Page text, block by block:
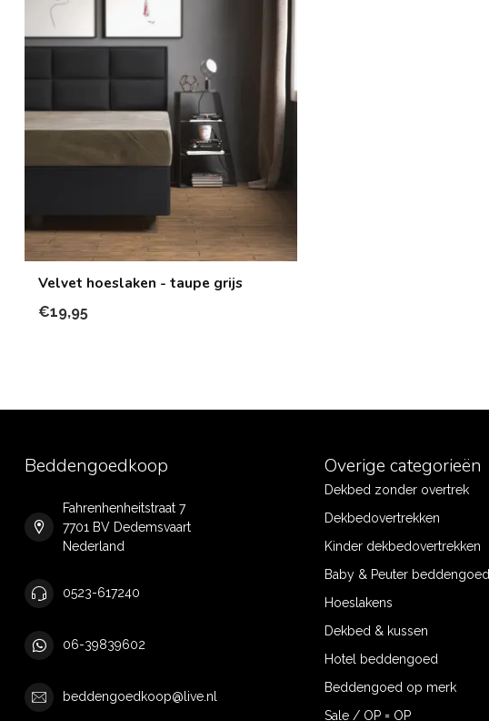
Velvet hoeslaken - taupe grijs
€19,95
Beddengoedkoop
Fahrenhenheitstraat 7
7701 BV Dedemsvaart
Nederland
0523-617240
06-39839602
beddengoedkoop@live.nl
Overige categorieën
Dekbed zonder overtrek
Dekbedovertrekken
Kinder dekbedovertrekken
Baby & Peuter beddengoed
Hoeslakens
Dekbed & kussen
Hotel beddengoed
Beddengoed op merk
Sale / OP = OP